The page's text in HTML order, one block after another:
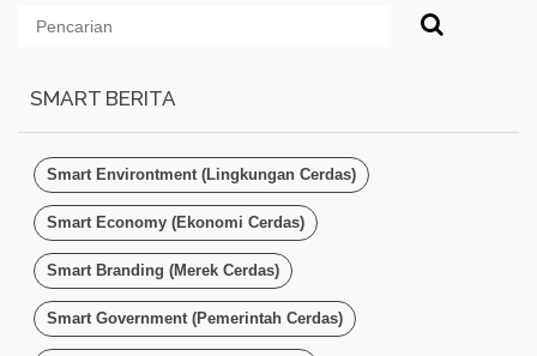
SMART BERITA
Smart Environtment (Lingkungan Cerdas)
Smart Economy (Ekonomi Cerdas)
Smart Branding (Merek Cerdas)
Smart Government (Pemerintah Cerdas)